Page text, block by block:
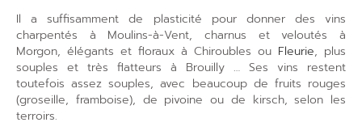
Il a suffisamment de plasticité pour donner des vins
charpentés à Moulins-à-Vent, charnus et veloutés à
Morgon, élégants et floraux à Chiroubles ou Fleurie, plus
souples et très flatteurs à Brouilly … Ses vins restent
toutefois assez souples, avec beaucoup de fruits rouges
(groseille, framboise), de pivoine ou de kirsch, selon les
terroirs.